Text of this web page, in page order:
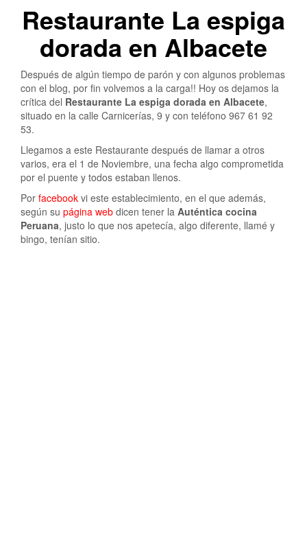
Restaurante La espiga
dorada en Albacete
Después de algún tiempo de parón y con algunos problemas
con el blog, por fin volvemos a la carga!! Hoy os dejamos la
crítica del Restaurante La espiga dorada en Albacete,
situado en la calle Carnicerías, 9 y con teléfono 967 61 92
53.
Llegamos a este Restaurante después de llamar a otros
varios, era el 1 de Noviembre, una fecha algo comprometida
por el puente y todos estaban llenos.
Por facebook vi este establecimiento, en el que además,
según su página web dicen tener la Auténtica cocina
Peruana, justo lo que nos apetecía, algo diferente, llamé y
bingo, tenían sitio.